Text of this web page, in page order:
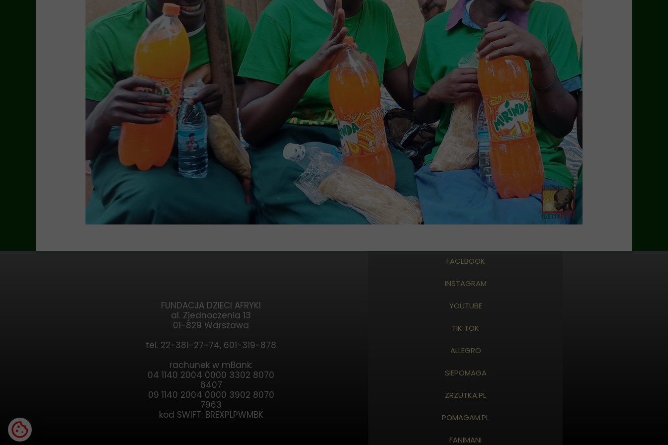
FACEBOOK
INSTAGRAM
YOUTUBE
TIK TOK
ALLEGRO
SIEPOMAGA
ZRZUTKA.PL
POMAGAM.PL
FANIMANI
FUNDACJA DZIECI AFRYKI
al. Zjednoczenia 13
01-829 Warszawa
tel. 22-381-27-74, 601-319-878
rachunek w mBank:
04 1140 2004 0000 3302 8070
6407
09 1140 2004 0000 3902 8070
7963
kod SWIFT: BREXPLPWMBK